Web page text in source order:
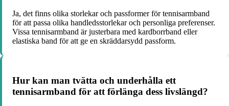
Ja, det finns olika storlekar och passformer för tennisarmband
för att passa olika handledsstorlekar och personliga preferenser.
Vissa tennisarmband är justerbara med kardborrband eller
elastiska band för att ge en skräddarsydd passform.
Hur kan man tvätta och underhålla ett
tennisarmband för att förlänga dess livslängd?